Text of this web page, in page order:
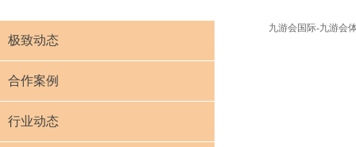
九游会国际-九游会
极致动态
合作案例
行业动态